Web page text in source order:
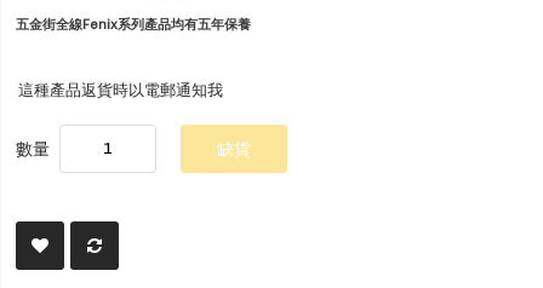
五金街全線Fenix系列產品均有五年保養
這種產品返貨時以電郵通知我
數量 缺貨